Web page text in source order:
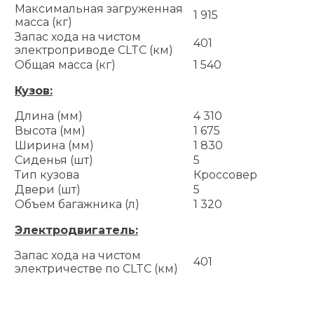
Максимальная загруженная
масса (кг)
1 915
Запас хода на чистом
электроприводе CLTC (км)
401
Общая масса (кг)
1 540
Кузов:
Длина (мм)
4 310
Высота (мм)
1 675
Ширина (мм)
1 830
Сиденья (шт)
5
Тип кузова
Кроссовер
Двери (шт)
5
Объем багажника (л)
1 320
Электродвигатель:
Запас хода на чистом
электричестве по CLTC (км)
401